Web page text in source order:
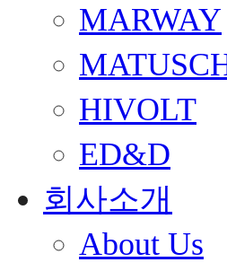
MARWAY
HIVOLT
ED&D
회사소개
About Us